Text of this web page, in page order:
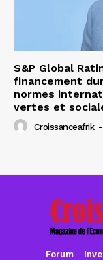
S&P Global
financement
normes
vertes et
Croissanceafrik -
Forum